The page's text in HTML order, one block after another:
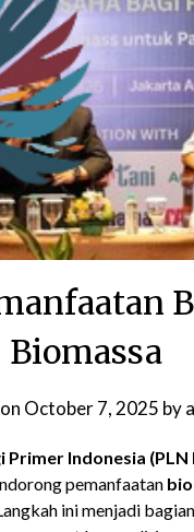
Biomassa
October 7, 2025 by
Primer Indonesia (PLN
pemanfaatan
ini menjadi